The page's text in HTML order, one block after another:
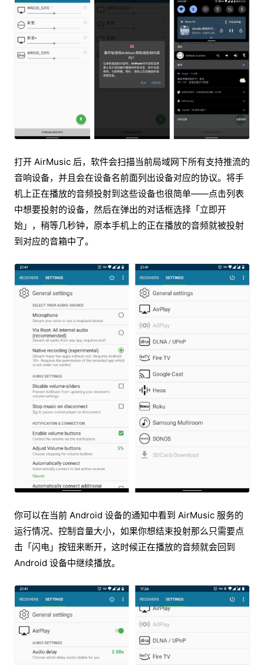
打开 AirMusic 后，软件会扫描当前局域网下所有支持推流的
音响设备，并且会在设备名前面列出设备对应的协议。将手
机上正在播放的音频投射到这些设备也很简单——点击列表
中想要投射的设备，然后在弹出的对话框选择「立即开
始」，稍等几秒钟，原本手机上的正在播放的音频就被投射
到对应的音箱中了。
你可以在当前 Android 设备的通知中看到 AirMusic 服务的
运行情况、控制音量大小，如果你想结束投射那么只需要点
击「闪电」按钮来断开，这时候正在播放的音频就会回到
Android 设备中继续播放。